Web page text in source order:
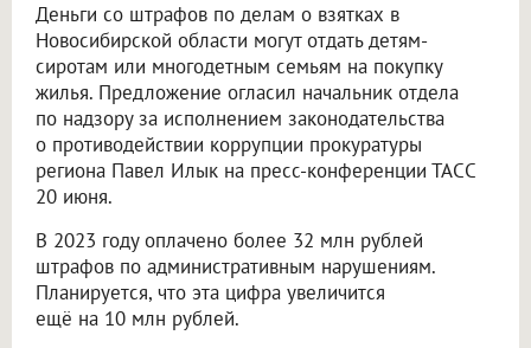
Деньги со штрафов по делам о взятках в
Новосибирской области могут отдать детям-
сиротам или многодетным семьям на покупку
жилья. Предложение огласил начальник отдела
по надзору за исполнением законодательства
о противодействии коррупции прокуратуры
региона Павел Илык на пресс-конференции ТАСС
20 июня.
В 2023 году оплачено более 32 млн рублей
штрафов по административным нарушениям.
Планируется, что эта цифра увеличится
ещё на 10 млн рублей.